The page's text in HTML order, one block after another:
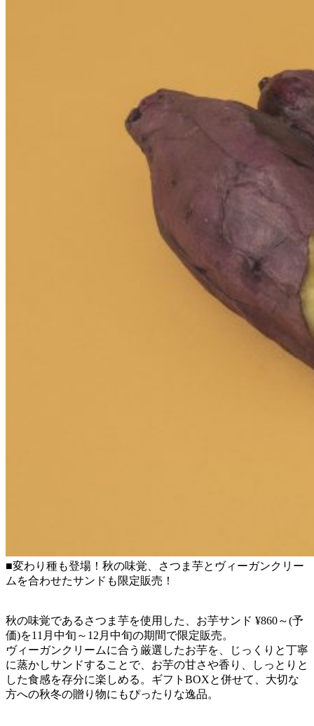
■変わり種も登場！秋の味覚、さつま芋とヴィーガンクリー
ムを合わせたサンドも限定販売！
秋の味覚であるさつま芋を使用した、お芋サンド ¥860～(予
価)を11月中旬～12月中旬の期間で限定販売。
ヴィーガンクリームに合う厳選したお芋を、じっくりと丁寧
に蒸かしサンドすることで、お芋の甘さや香り、しっとりと
した食感を存分に楽しめる。ギフトBOXと併せて、大切な
方への秋冬の贈り物にもぴったりな逸品。